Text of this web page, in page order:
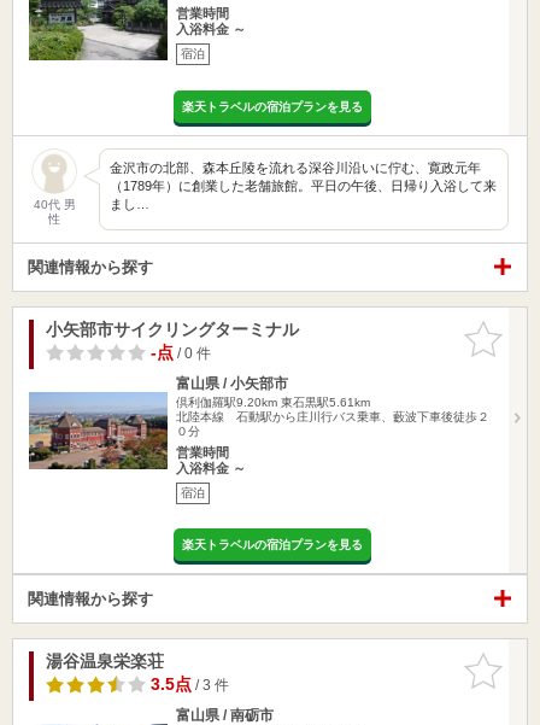
営業時間
入浴料金 ～
宿泊
楽天トラベルの宿泊プランを見る
40代 男
性
金沢市の北部、森本丘陵を流れる深谷川沿いに佇む、寛政元年
（1789年）に創業した老舗旅館。平日の午後、日帰り入浴して来
まし…
関連情報から探す
お気に入
りに追加
小矢部市サイクリングターミナル
-点/ 0 件
富山県 / 小矢部市
倶利伽羅駅9.20km 東石黒駅5.61km
北陸本線 石動駅から庄川行バス乗車、藪波下車後徒歩２
０分
営業時間
入浴料金 ～
宿泊
楽天トラベルの宿泊プランを見る
関連情報から探す
お気に入
りに追加
湯谷温泉栄楽荘
3.5点/ 3 件
富山県 / 南砺市